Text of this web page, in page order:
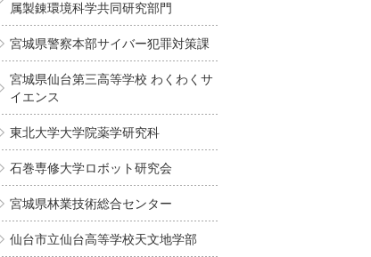
属製錬環境科学共同研究部門
宮城県警察本部サイバー犯罪対策課
宮城県仙台第三高等学校 わくわくサ
イエンス
東北大学大学院薬学研究科
石巻専修大学ロボット研究会
宮城県林業技術総合センター
仙台市立仙台高等学校天文地学部